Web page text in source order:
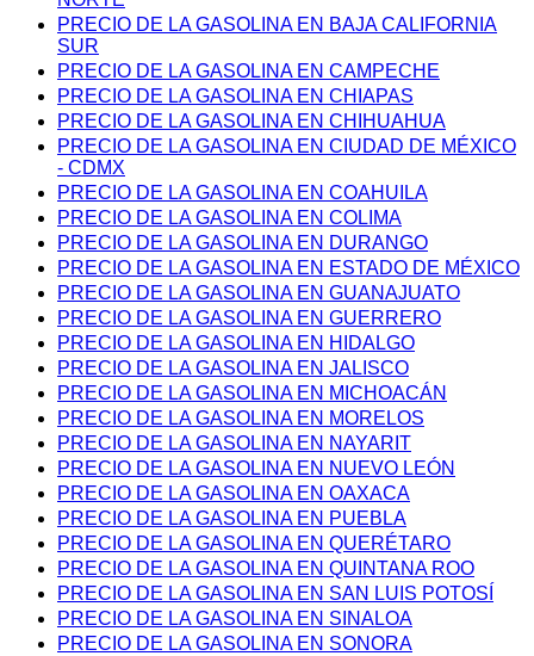
PRECIO DE LA GASOLINA EN BAJA CALIFORNIA
SUR
PRECIO DE LA GASOLINA EN CAMPECHE
PRECIO DE LA GASOLINA EN CHIAPAS
PRECIO DE LA GASOLINA EN CHIHUAHUA
PRECIO DE LA GASOLINA EN CIUDAD DE MÉXICO
- CDMX
PRECIO DE LA GASOLINA EN COAHUILA
PRECIO DE LA GASOLINA EN COLIMA
PRECIO DE LA GASOLINA EN DURANGO
PRECIO DE LA GASOLINA EN ESTADO DE MÉXICO
PRECIO DE LA GASOLINA EN GUANAJUATO
PRECIO DE LA GASOLINA EN GUERRERO
PRECIO DE LA GASOLINA EN HIDALGO
PRECIO DE LA GASOLINA EN JALISCO
PRECIO DE LA GASOLINA EN MICHOACÁN
PRECIO DE LA GASOLINA EN MORELOS
PRECIO DE LA GASOLINA EN NAYARIT
PRECIO DE LA GASOLINA EN NUEVO LEÓN
PRECIO DE LA GASOLINA EN OAXACA
PRECIO DE LA GASOLINA EN PUEBLA
PRECIO DE LA GASOLINA EN QUERÉTARO
PRECIO DE LA GASOLINA EN QUINTANA ROO
PRECIO DE LA GASOLINA EN SAN LUIS POTOSÍ
PRECIO DE LA GASOLINA EN SINALOA
PRECIO DE LA GASOLINA EN SONORA